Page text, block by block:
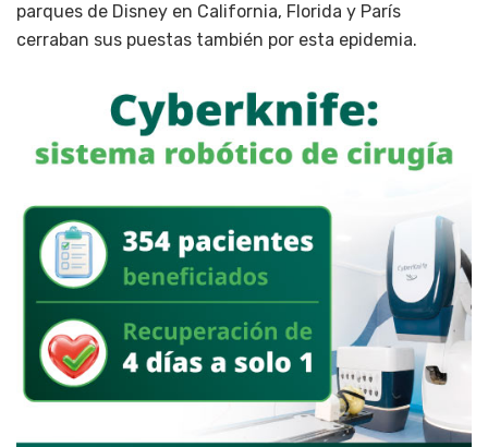
parques de Disney en California, Florida y París
cerraban sus puestas también por esta epidemia.